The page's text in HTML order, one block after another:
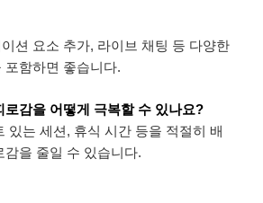
션 요소 추가, 라이브 채팅 등 다양한
포함하면 좋습니다.
로감을 어떻게 극복할 수 있나요?
있는 세션, 휴식 시간 등을 적절히 배
감을 줄일 수 있습니다.